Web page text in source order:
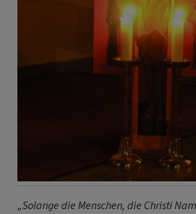
„Solange die Menschen, die Christi